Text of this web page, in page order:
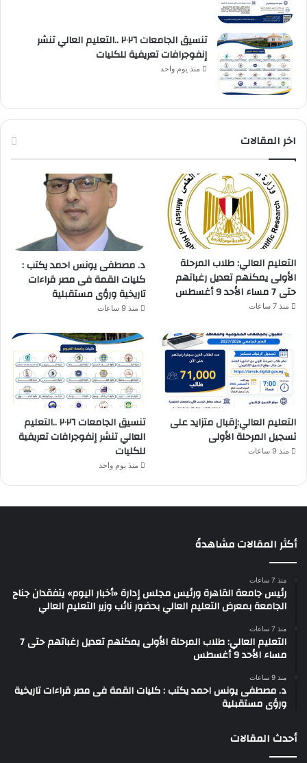
تنسيق الجامعات ٢٠٢٦ ..التعليم العالي تنشر
إنفوجرافات تعريفية للكليات
منذ يوم واحد
اخر المقالات
التعليم العالي: طلاب المرحلة
الأولى يمكنهم تعديل رغباتهم
حتى 7 مساء الأحد 9 أغسطس
منذ 7 ساعات
د. مصطفى يونس احمد يكتب :
كليات القمة فى مصر قراءات
تاريخية ورؤى مستقبلية
منذ 9 ساعات
التعليم العالي:إقبال متزايد على
تسجيل المرحلة الأولى
منذ 9 ساعات
تنسيق الجامعات ٢٠٢٦ ..التعليم
العالي تنشر إنفوجرافات تعريفية
للكليات
منذ يوم واحد
أكثر المقالات مشاهدةً
منذ 7 ساعات
رئيس جامعة القاهرة ورئيس مجلس إدارة «أخبار اليوم» يتفقدان جناح
الجامعة بمعرض التعليم العالي بحضور نائب وزير التعليم العالي
منذ 7 ساعات
التعليم العالي: طلاب المرحلة الأولى يمكنهم تعديل رغباتهم حتى 7
مساء الأحد 9 أغسطس
منذ 9 ساعات
د. مصطفى يونس احمد يكتب : كليات القمة فى مصر قراءات تاريخية
ورؤى مستقبلية
أحدث المقالات